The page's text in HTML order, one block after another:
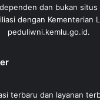
dan bukan situs
dengan Kementerian
peduliwni.kemlu.go.id.
terbaru dan layanan